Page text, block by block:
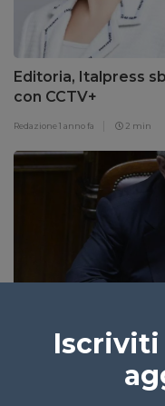
Editoria, Italpress
con CCTV+
Redazione1 anno fa 2 min
Iscriviti